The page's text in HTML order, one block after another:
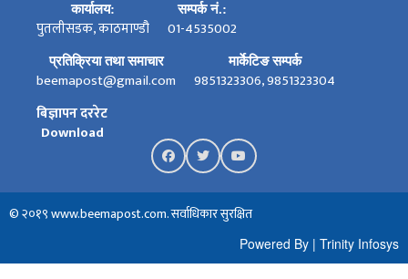
कार्यालय:
पुतलीसडक, काठमाण्डौ
सम्पर्क नं.:
01-4535002
प्रतिक्रिया तथा समाचार
beemapost@gmail.com
मार्केटिङ सम्पर्क
9851323306, 9851323304
बिज्ञापन दररेट
Download
© २०१९ www.beemapost.com. सर्वाधिकार सुरक्षित
Powered By | Trinity Infosys